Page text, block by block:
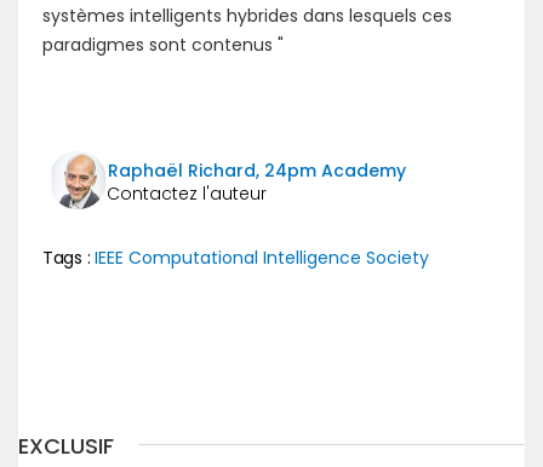
systèmes intelligents hybrides dans lesquels ces
paradigmes sont contenus "
Raphaël Richard, 24pm Academy
Tags : IEEE Computational Intelligence Society
EXCLUSIF